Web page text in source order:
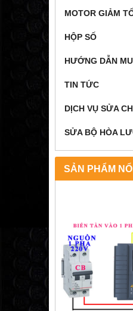
MOTOR GIẢM
HỘP SỐ
HƯỚNG DẪN
TIN TỨC
DỊCH VỤ SỬA
SỬA BỘ HÒA
SẢN PHẨM